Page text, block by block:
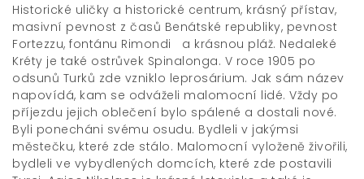
Historické uličky a historické centrum, krásný přístav,
masivní pevnost z časů Benátské republiky, pevnost
Fortezzu, fontánu Rimondi a krásnou pláž. Nedaleké
Kréty je také ostrůvek Spinalonga. V roce 1905 po
odsunů Turků zde vzniklo leprosárium. Jak sám název
napovídá, kam se odváželi malomocní lidé. Vždy po
příjezdu jejich oblečení bylo spálené a dostali nové.
Byli ponecháni svému osudu. Bydleli v jakýmsi
městečku, které zde stálo. Malomocní vyloženě živořili,
bydleli ve vybydlených domcích, které zde postavili